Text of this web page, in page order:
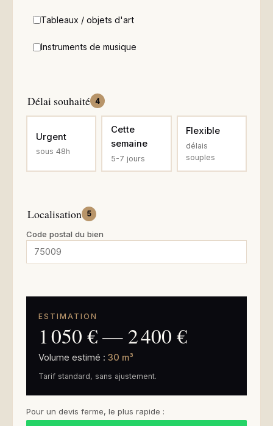
Tableaux / objets d'art
Instruments de musique
Délai souhaité 4
Urgent
sous 48h
Cette
semaine
5-7 jours
Flexible
délais
souples
Localisation 5
Code postal du bien
ESTIMATION
1 050 €— 2 400 €
Volume estimé : 30 m³
Tarif standard, sans ajustement.
Pour un devis ferme, le plus rapide :